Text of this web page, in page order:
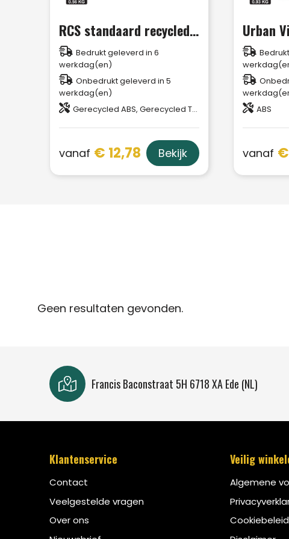
RCS standaard recycled plastic TWS oordoppen
Bedrukt geleverd in 6
werkdag(en)
Onbedrukt geleverd in 5
werkdag(en)
Gerecycled ABS, Gerecycled TPE
vanaf € 12,78 Bekijk
ABS
vanaf
Geen resultaten gevonden.
Francis Baconstraat 5H 6718 XA Ede (NL)
Klantenservice
Contact
Veelgestelde vragen
Over ons
Veilig
Algemene
Cookiebeleid